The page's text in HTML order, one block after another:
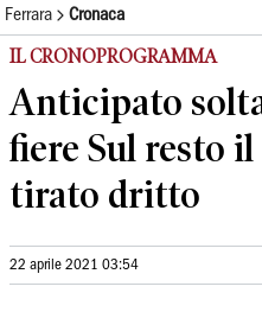
Ferrara Cronaca
IL CRONOPROGRAMMA
Anticipato
fiere Sul resto
tirato dritto
22 aprile 2021 03:54